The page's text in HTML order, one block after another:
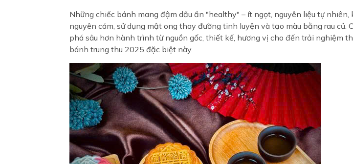
Những chiếc bánh mang đậm dấu ấn "healthy" – ít ngọt, nguyên liệu tự nhiên,
nguyên cám, sử dụng mật ong thay đường tinh luyện và tạo màu bằng rau củ.
phá sâu hơn hành trình từ nguồn gốc, thiết kế, hương vị cho đến trải nghiệm
bánh trung thu 2025 đặc biệt này.